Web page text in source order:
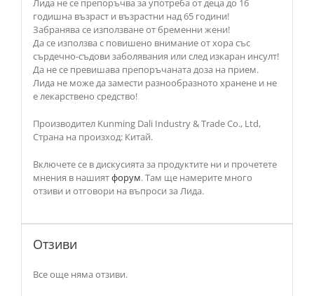
Лида не се препоръчва за употреба от деца до 16
годишна възраст и възрастни над 65 години!
Забранява се използване от бременни жени!
Да се използва с повишено внимание от хора със
сърдечно-съдови заболявания или след изкаран инсулт!
Да не се превишава препоръчаната доза на прием.
Лида не може да замести разнообразното хранене и не
е лекарствено средство!
Производител Kunming Dali Industry & Trade Co., Ltd,
Страна на произход: Китай.
Включете се в дискусията за продуктите ни и прочетете
мнения в нашиятфорум. Там ще намерите много
отзиви и отговори на въпроси за Лида.
Отзиви
Все още няма отзиви.